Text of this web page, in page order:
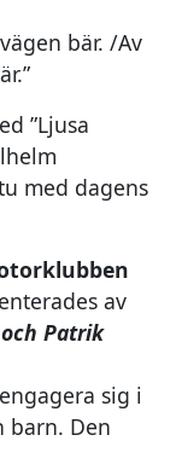
bär. /Av
”Ljusa
med dagens
av
Patrik
sig i
barn. Den